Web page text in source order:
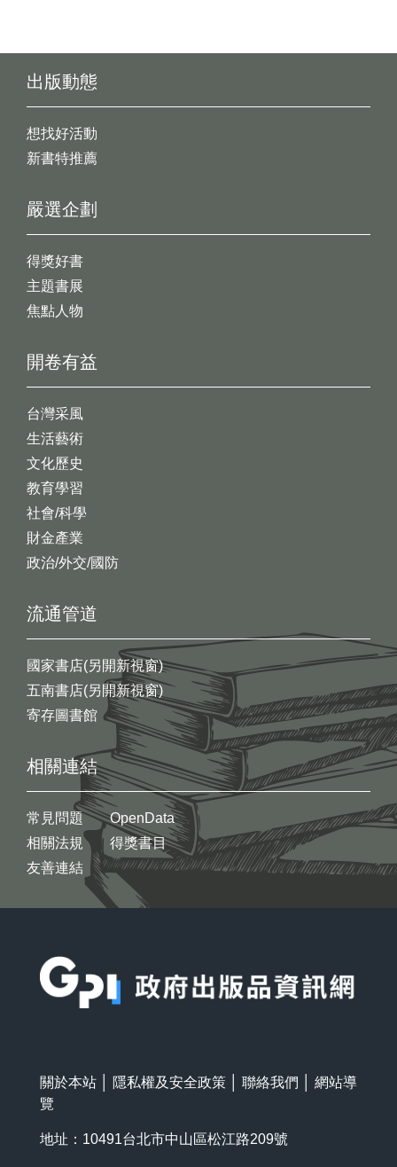
出版動態
想找好活動
新書特推薦
開卷有益
台灣采風
生活藝術
文化歷史
教育學習
社會/科學
財金產業
政治/外交/國防
嚴選企劃
得獎好書
主題書展
焦點人物
流通管道
國家書店(另開新視窗)
五南書店(另開新視窗)
寄存圖書館
相關連結
常見問題
相關法規
友善連結
OpenData
得獎書目
關於本站 隱私權及安全政策 聯絡我們
網站導
覽
地址：10491台北市中山區松江路209號